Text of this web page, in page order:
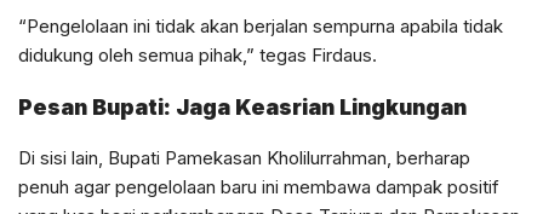
“Pengelolaan ini tidak akan berjalan sempurna apabila tidak
didukung oleh semua pihak,” tegas Firdaus.
Pesan Bupati: Jaga Keasrian Lingkungan
Di sisi lain, Bupati Pamekasan Kholilurrahman, berharap
penuh agar pengelolaan baru ini membawa dampak positif